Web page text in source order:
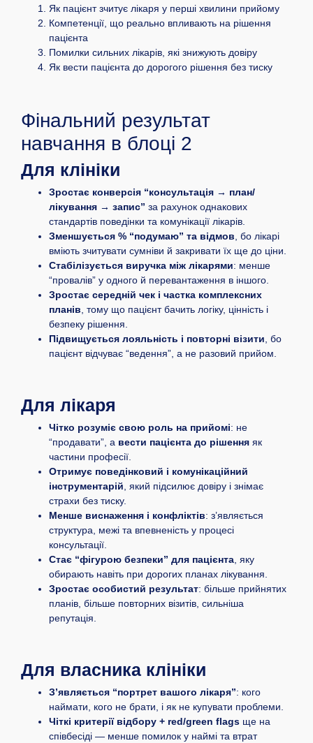
Як пацієнт зчитує лікаря у перші хвилини прийому
Компетенції, що реально впливають на рішення
пацієнта
Помилки сильних лікарів, які знижують довіру
Як вести пацієнта до дорогого рішення без тиску
Фінальний результат
навчання в блоці 2
Для клініки
Зростає конверсія “консультація → план/
лікування → запис” за рахунок однакових
стандартів поведінки та комунікації лікарів.
Зменшується % “подумаю” та відмов , бо лікарі
вміють зчитувати сумніви й закривати їх ще до ціни.
Стабілізується виручка між лікарями: менше
“провалів” у одного й перевантаження в іншого.
Зростає середній чек і частка комплексних
планів , тому що пацієнт бачить логіку, цінність і
безпеку рішення.
Підвищується лояльність і повторні візити , бо
пацієнт відчуває “ведення”, а не разовий прийом.
Для лікаря
Чітко розуміє свою роль на прийомі: не
“продавати”, а вести пацієнта до рішення як
частини професії.
Отримує поведінковий і комунікаційний
інструментарій , який підсилює довіру і знімає
страхи без тиску.
Менше виснаження і конфліктів: з’являється
структура, межі та впевненість у процесі
консультації.
Стає “фігурою безпеки” для пацієнта , яку
обирають навіть при дорогих планах лікування.
Зростає особистий результат: більше прийнятих
планів, більше повторних візитів, сильніша
репутація.
Для власника клініки
З’являється “портрет вашого лікаря”: кого
наймати, кого не брати, і як не купувати проблеми.
Чіткі критерії відбору + red/green flags ще на
співбесіді — менше помилок у наймі та втрат